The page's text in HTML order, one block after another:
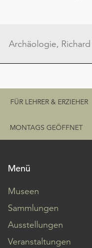
Schnellzugriff
FÜR LEHRER & ERZIEHER
MONTAGS GEÖFFNET
Menü
Museen
Sammlungen
Ausstellungen
Veranstaltungen